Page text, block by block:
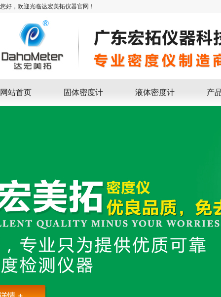
您好，欢迎光临达宏美拓仪器官网！
网站首页 固体密度计 液体密度计 产